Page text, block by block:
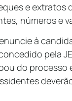
e extratos
números e
à
pela
do processo